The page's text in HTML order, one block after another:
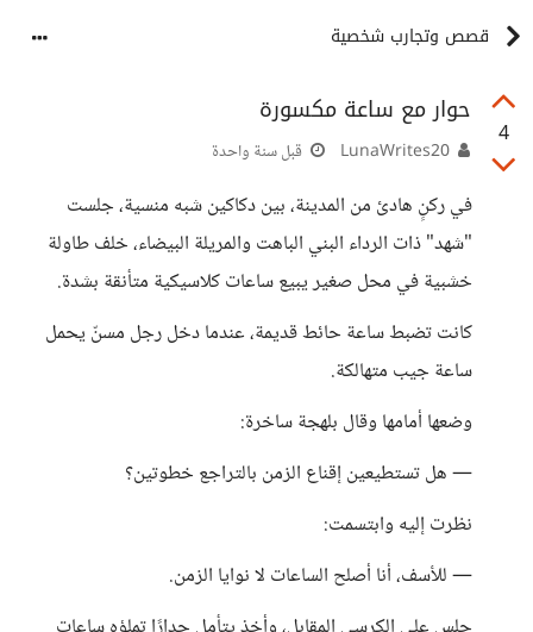
قصص وتجارب شخصية
4
حوار مع ساعة مكسورة
قبل سنة واحدة
في ركنٍ هادئ من المدينة، بين دكاكين شبه منسية، جلست
"شهد" ذات الرداء البني الباهت والمريلة البيضاء، خلف طاولة
خشبية في محل صغير يبيع ساعات كلاسيكية متأنقة بشدة.
كانت تضبط ساعة حائط قديمة، عندما دخل رجل مسنّ يحمل
ساعة جيب متهالكة.
وضعها أمامها وقال بلهجة ساخرة:
— هل تستطيعين إقناع الزمن بالتراجع خطوتين؟
نظرت إليه وابتسمت:
— للأسف، أنا أصلح الساعات لا نوايا الزمن.